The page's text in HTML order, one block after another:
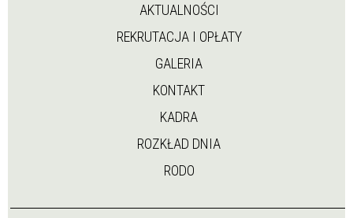
AKTUALNOŚCI
REKRUTACJA I OPŁATY
GALERIA
KONTAKT
KADRA
ROZKŁAD DNIA
RODO